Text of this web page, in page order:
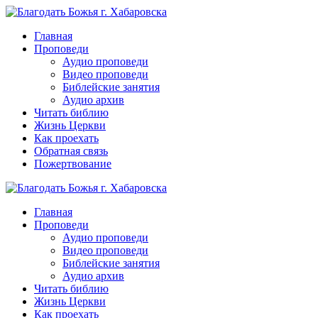
Перейти
контентуГлавная
Проповеди
Аудио проповеди
Видео проповеди
Библейские занятия
Аудио архив
Читать библию
Жизнь Церкви
Как проехать
Обратная связь
Пожертвование
Главная
Проповеди
Аудио проповеди
Видео проповеди
Библейские занятия
Аудио архив
Читать библию
Жизнь Церкви
Как проехать